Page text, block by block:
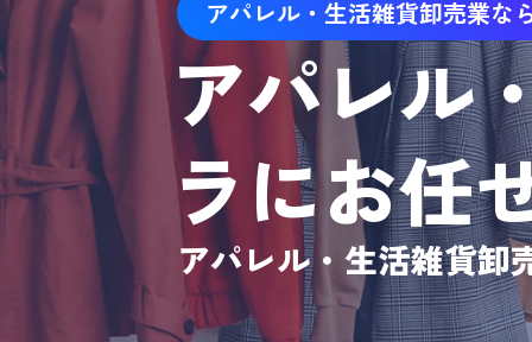
SEO検索エンジン最適化
アフィリエイト運用
SNS運用
アパレル・生活雑貨卸売業な
アパレル
ラにお任
アパレル・生活雑貨卸